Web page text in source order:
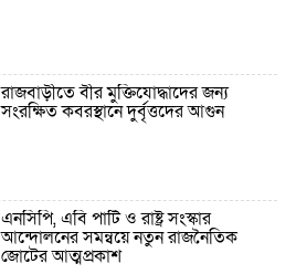
রাজবাড়ীতে বীর মুক্তিযোদ্ধাদের জন্য
সংরক্ষিত কবরস্থানে দুর্বৃত্তদের আগুন
এনসিপি, এবি পার্টি ও রাষ্ট্র সংস্কার
আন্দোলনের সমন্বয়ে নতুন রাজনৈতিক
জোটের আত্মপ্রকাশ